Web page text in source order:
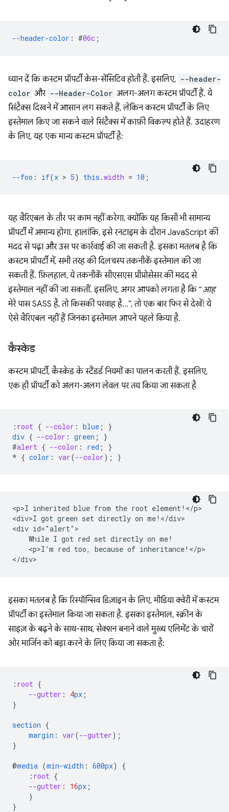
--header-color : #06c ;
ध्यान दें कि कस्टम प्रॉपर्टी केस-सेंसिटिव होती हैं. इसलिए, --header-
color और --Header-Color अलग-अलग कस्टम प्रॉपर्टी हैं. ये
सिंटैक्स दिखने में आसान लग सकते हैं, लेकिन कस्टम प्रॉपर्टी के लिए
इस्तेमाल किए जा सकने वाले सिंटैक्स में काफ़ी विकल्प होते हैं. उदाहरण
के लिए, यह एक मान्य कस्टम प्रॉपर्टी है:
--foo : if(x > 5) this .width = 10 ;
यह वैरिएबल के तौर पर काम नहीं करेगा, क्योंकि यह किसी भी सामान्य
प्रॉपर्टी में अमान्य होगा. हालांकि, इसे रनटाइम के दौरान JavaScript की
मदद से पढ़ा और उस पर कार्रवाई की जा सकती है. इसका मतलब है कि
कस्टम प्रॉपर्टी में, सभी तरह की दिलचस्प तकनीकें इस्तेमाल की जा
सकती हैं. फ़िलहाल, ये तकनीकें सीएसएस प्रीप्रोसेसर की मदद से
इस्तेमाल नहीं की जा सकतीं. इसलिए, अगर आपको लगता है कि “आह
मेरे पास SASS है, तो किसकी परवाह है…”, तो एक बार फिर से देखें! ये
ऐसे वैरिएबल नहीं हैं जिनका इस्तेमाल आपने पहले किया है.
कैस्केड
कस्टम प्रॉपर्टी, कैस्केड के स्टैंडर्ड नियमों का पालन करती हैं. इसलिए,
एक ही प्रॉपर्टी को अलग-अलग लेवल पर तय किया जा सकता है
: root { --color : blue ;
}
div { --color : green ;
}
#alert { --color : red ;
}
* { color : var(--color); }
<p>I inherited blue from the root element!</p>
<div>I got green set directly on me!</div>
<div id="alert">
    While I got red set directly on me!
    <p>I’m red too, because of inheritance!</p>
इसका मतलब है कि रिस्पॉन्सिव डिज़ाइन के लिए, मीडिया क्वेरी में कस्टम
प्रॉपर्टी का इस्तेमाल किया जा सकता है. इसका इस्तेमाल, स्क्रीन के
साइज़ के बढ़ने के साथ-साथ, सेक्शन बनाने वाले मुख्य एलिमेंट के चारों
ओर मार्जिन को बड़ा करने के लिए किया जा सकता है:
: root {
--gutter : 4px ;
}
section {
margin : var(--gutter);
}
@media (min-width : 600px)
{
: root {
--gutter : 16px ;
}
}